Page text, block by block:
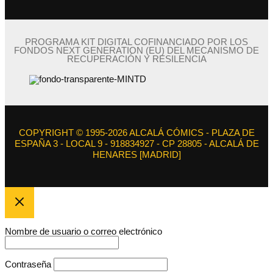
PROGRAMA KIT DIGITAL COFINANCIADO POR LOS
FONDOS NEXT GENERATION (EU) DEL MECANISMO DE
RECUPERACIÓN Y RESILENCIA
COPYRIGHT © 1995-2026 ALCALÁ CÓMICS - PLAZA DE
ESPAÑA 3 - LOCAL 9 - 918834927 - CP 28805 - ALCALÁ DE
HENARES [MADRID]
Nombre de usuario o correo electrónico
Contraseña